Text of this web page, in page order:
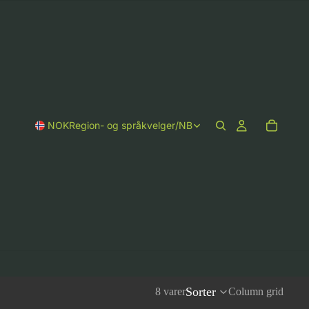
NOKRegion- og språkvelger/NB
8 varerSorter Column grid